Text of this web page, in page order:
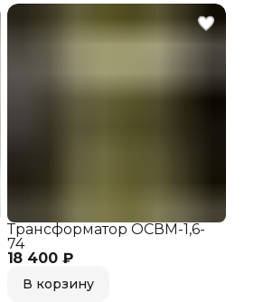
18 400 ₽
Трансформатор ОСВМ-1,6-
74
В корзину